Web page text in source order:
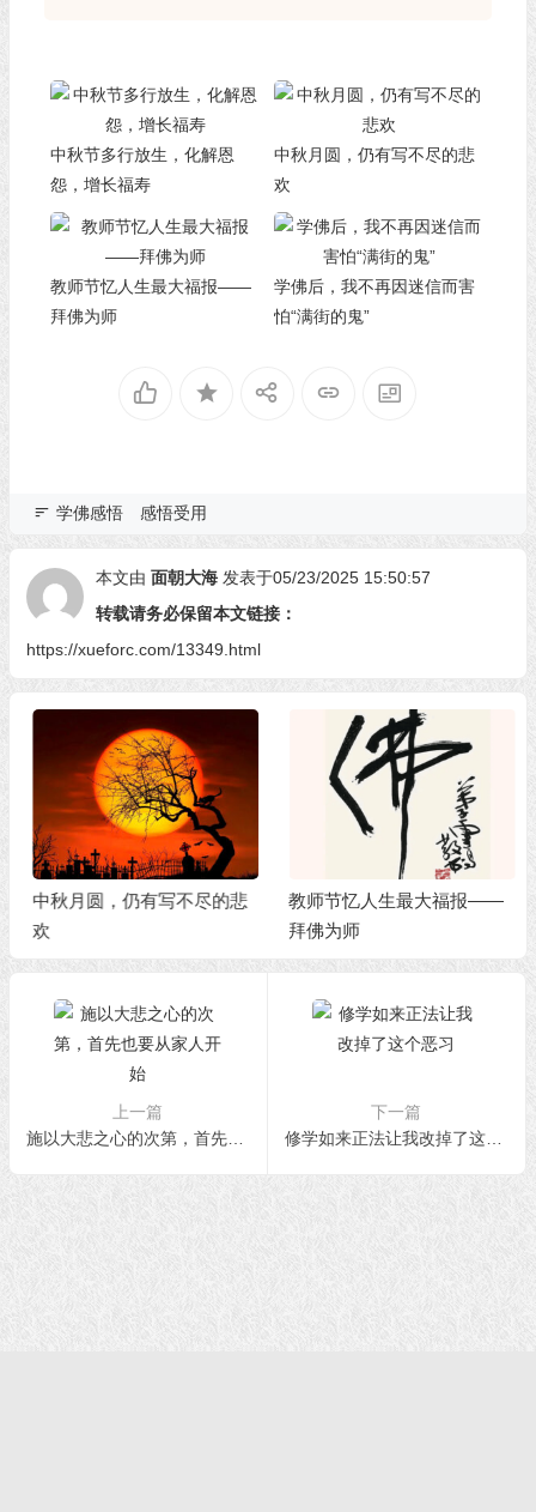
中秋节多行放生，化解恩
怨，增长福寿
中秋月圆，仍有写不尽的悲
欢
教师节忆人生最大福报——
拜佛为师
学佛后，我不再因迷信而害
怕“满街的鬼”
学佛感悟 感悟受用
本文由 面朝大海 发表于05/23/2025 15:50:57
转载请务必保留本文链接：
https://xueforc.com/13349.html
中秋月圆，仍有写不尽的悲
欢
教师节忆人生最大福报——
拜佛为师
上一篇
施以大悲之心的次第，首先也要从家人开始
下一篇
修学如来正法让我改掉了这个恶习